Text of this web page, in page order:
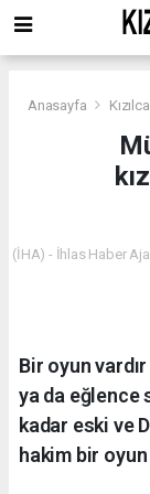
Anasayfa
(İHA) - İhlas Haber
Bir oyun
ya da eğlence
kadar eski ve
hakim bir oyun